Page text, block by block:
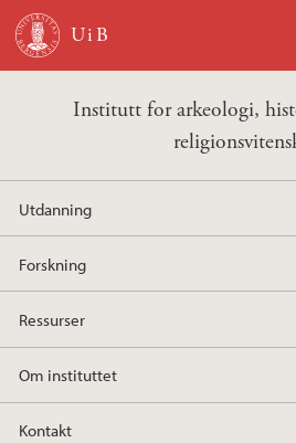
Hopp til hovedinnhold
Institutt for arkeologi,
Utdanning
Forskning
Ressurser
Om instituttet
Kontakt